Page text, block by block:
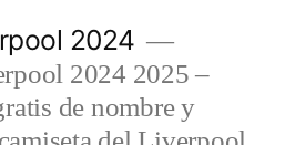
2024
2024 2025 –
de nombre y